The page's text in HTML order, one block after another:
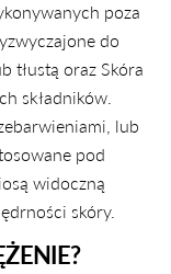
poza
do
tłustą oraz Skóra
składników.
lub
pod
widoczną
skóry.